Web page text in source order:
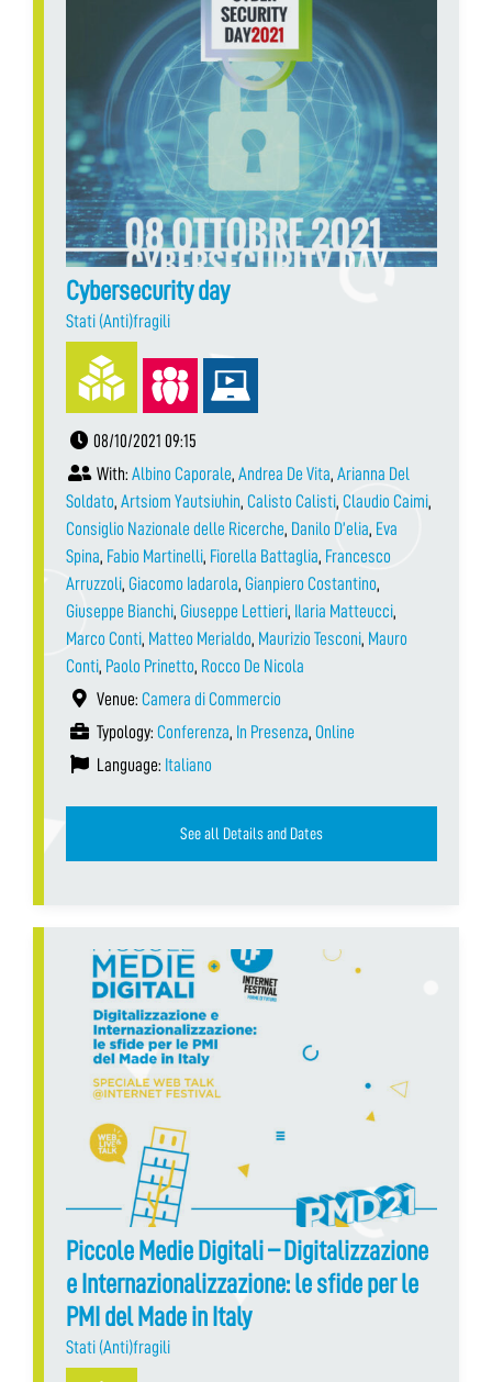
Cybersecurity day
Stati (Anti)fragili
08/10/2021 09:15
With: Albino Caporale, Andrea De Vita, Arianna Del
Soldato, Artsiom Yautsiuhin, Calisto Calisti, Claudio Caimi,
Consiglio Nazionale delle Ricerche, Danilo D’elia, Eva
Spina, Fabio Martinelli, Fiorella Battaglia, Francesco
Arruzzoli, Giacomo Iadarola, Gianpiero Costantino,
Giuseppe Bianchi, Giuseppe Lettieri, Ilaria Matteucci,
Marco Conti, Matteo Merialdo, Maurizio Tesconi, Mauro
Conti, Paolo Prinetto, Rocco De Nicola
Venue: Camera di Commercio
Typology: Conferenza, In Presenza, Online
Language: Italiano
See all Details and Dates
Piccole Medie Digitali – Digitalizzazione
e Internazionalizzazione: le sfide per le
PMI del Made in Italy
Stati (Anti)fragili